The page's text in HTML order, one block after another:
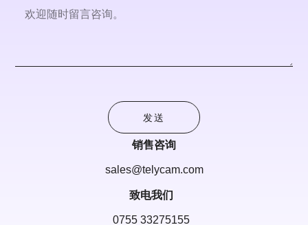
销售咨询
sales@telycam.com
致电我们
0755 33275155
发送